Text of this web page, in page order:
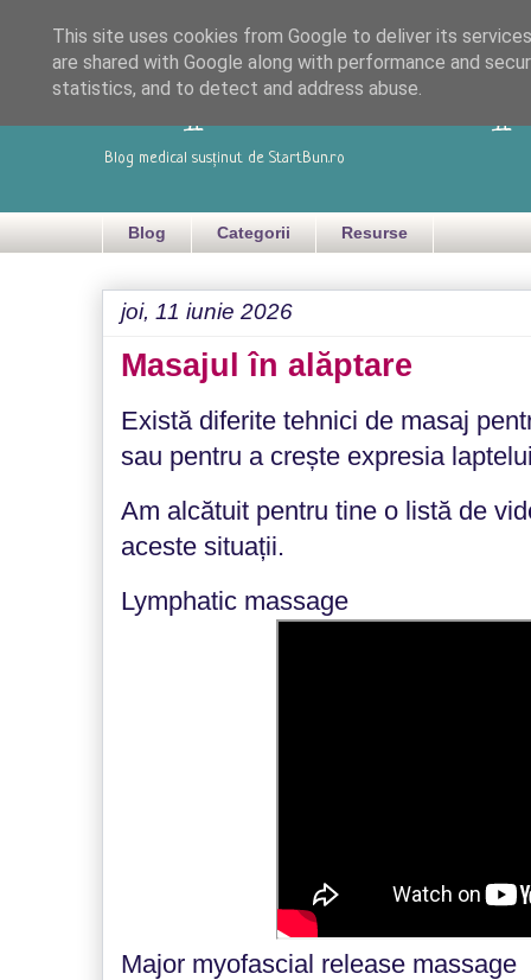
Dispensarul
Blog medical susținut de StartBun.ro
Blog Categorii Resurse
joi, 11 iunie 2026
Masajul în alăptare
Există diferite tehnici de masaj
sau pentru a crește expresia
Am alcătuit pentru tine o listă de
aceste situații.
Lymphatic massage
Major myofascial release massage
This site uses cookies from Google to deliver its
are shared with Google along with performance and
statistics, and to detect and address abuse.